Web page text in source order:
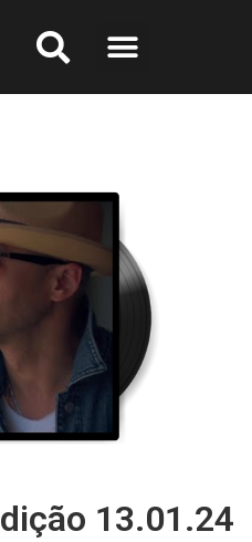
13.01.24